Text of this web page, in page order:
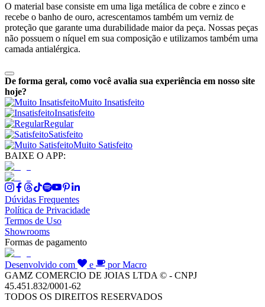
O material base consiste em uma liga metálica de cobre e zinco e
recebe o banho de ouro, acrescentamos também um verniz de
proteção que garante uma durabilidade maior da peça. Nossas peças
não possuem o níquel em sua composição e utilizamos também uma
camada antialérgica.
De forma geral, como você avalia sua experiência em nosso site
hoje?
Muito Insatisfeito
Insatisfeito
Regular
Satisfeito
Muito Satisfeito
BAIXE O APP:
Dúvidas Frequentes
Política de Privacidade
Termos de Uso
Showrooms
Formas de pagamento
Desenvolvido com e
por Macro
GAMZ COMERCIO DE JOIAS LTDA © - CNPJ
45.451.832/0001-62
TODOS OS DIREITOS RESERVADOS